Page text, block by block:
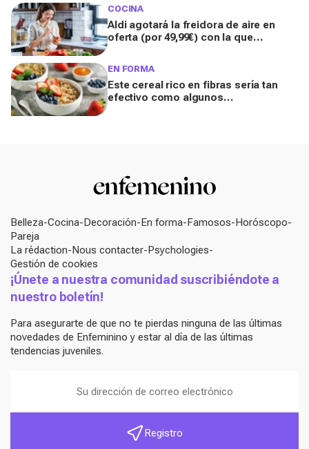
COCINA
Aldi agotará la freidora de aire en
oferta (por 49,99€) con la que
EN FORMA
Este cereal rico en fibras sería tan
efectivo como algunos
Belleza Cocina Decoración En forma Famosos Horóscopo
Pareja
La rédaction Nous contacter Psychologies
Gestión de cookies
¡Únete a nuestra comunidad suscribiéndote a
nuestro boletín!
Para asegurarte de que no te pierdas ninguna de las últimas
novedades de Enfeminino y estar al día de las últimas
tendencias juveniles.
Registro